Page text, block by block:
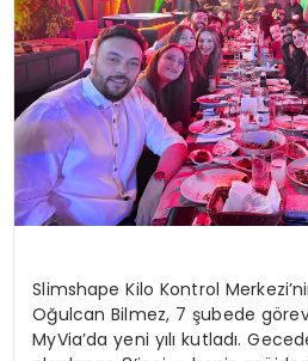
Slimshape Kilo Kontrol
Oğulcan Bilmez, 7 şubede
MyVia’da yeni yılı kutladı.